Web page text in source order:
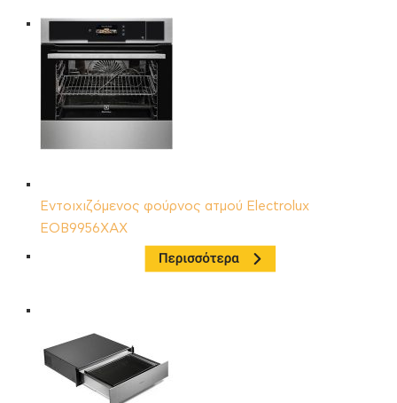
Εντοιχιζόμενος φούρνος ατμού Electrolux
EOB9956XAX